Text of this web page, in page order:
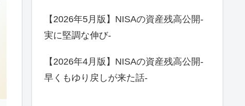
【2026年5月版】NISAの資産残高公開-
実に堅調な伸び-
【2026年4月版】NISAの資産残高公開-
早くもゆり戻しが来た話-